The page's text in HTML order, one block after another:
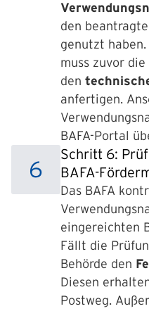
den
genutzt
muss zuvor
den
anfertigen.
BAFA-Portal
6
Schritt 6:
BAFA-
Das BAFA
eingereichten
Fällt die
Behörde den
Diesen
Postweg.